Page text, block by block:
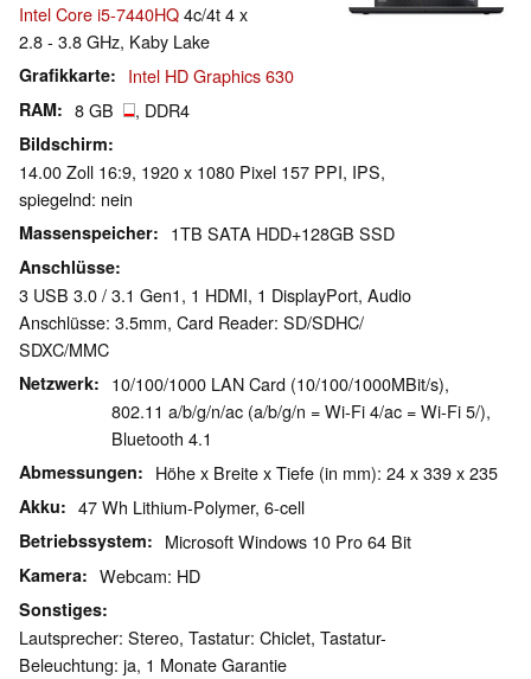
Intel Core i5-7440HQ4c/4t 4 x
2.8 - 3.8 GHz, Kaby Lake
Grafikkarte Intel HD Graphics 630
RAM 8 GB , DDR4
Bildschirm
14.00 Zoll 16:9, 1920 x 1080 Pixel 157 PPI, IPS,
spiegelnd: nein
Massenspeicher 1TB SATA HDD+128GB SSD
Anschlüsse
3 USB 3.0 / 3.1 Gen1, 1 HDMI, 1 DisplayPort, Audio
Anschlüsse: 3.5mm, Card Reader: SD/​SDHC/​
SDXC/​MMC
Netzwerk
10/100/1000 LAN Card (10/100/1000MBit/s),
802.11 a/b/g/n/ac (a/b/g/n = Wi-Fi 4/ac = Wi-Fi 5/),
Bluetooth 4.1
Abmessungen Höhe x Breite x Tiefe (in mm): 24 x 339 x 235
Akku 47 Wh Lithium-Polymer, 6-cell
Betriebssystem Microsoft Windows 10 Pro 64 Bit
Kamera Webcam: HD
Sonstiges
Lautsprecher: Stereo, Tastatur: Chiclet, Tastatur-
Beleuchtung: ja, 1 Monate Garantie